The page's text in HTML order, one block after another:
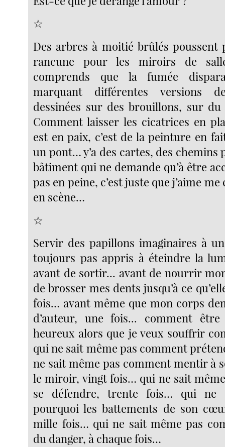
☆
Des arbres à moitié brûlés poussent
rancune pour les miroirs de
comprends que la fumée
marquant différentes versions
dessinées sur des brouillons, sur
Comment laisser les cicatrices en
est en paix, c’est de la peinture en
un pont… y’a des cartes, des
bâtiment qui ne demande qu’à être
pas en peine, c’est juste que j’aime
en scène…
☆
Servir des papillons imaginaires à
toujours pas appris à éteindre la
avant de sortir... avant de nourrir
de brosser mes dents jusqu’à ce
fois… avant même que mon corps
d’auteur, une fois... comment être
heureux alors que je veux souffrir
qui ne sait même pas comment
ne sait même pas comment mentir à
le miroir, vingt fois… qui ne sait
se défendre, trente fois… qui ne
pourquoi les battements de son
mille fois… qui ne sait même pas
du danger, à chaque fois…